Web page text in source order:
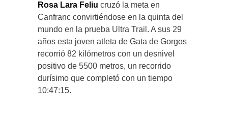
Rosa Lara Feliu cruzó la meta en
Canfranc convirtiéndose en la quinta del
mundo en la prueba Ultra Trail. A sus 29
años esta joven atleta de Gata de Gorgos
recorrió 82 kilómetros con un desnivel
positivo de 5500 metros, un recorrido
durísimo que completó con un tiempo
10:47:15.